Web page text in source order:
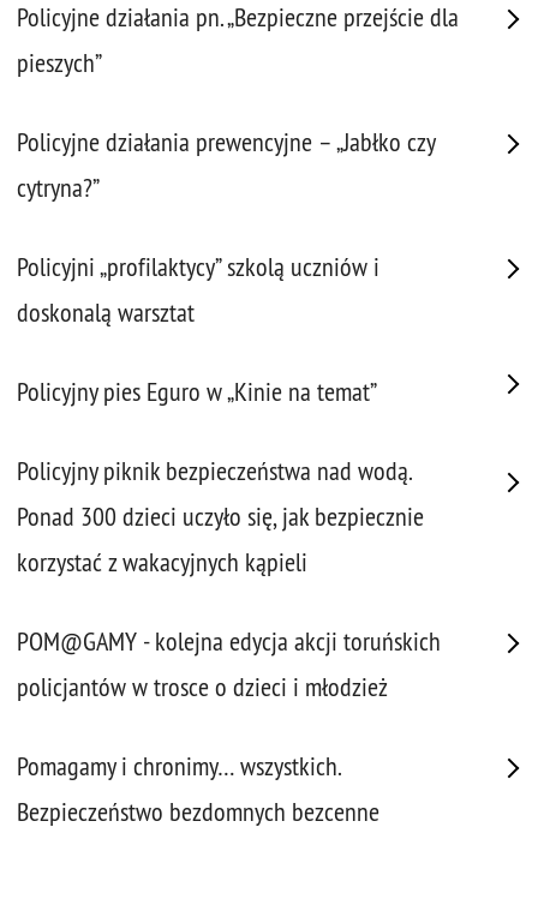
Policyjne działania pn. „Bezpieczne przejście dla
pieszych”
Policyjne działania prewencyjne – „Jabłko czy
cytryna?”
Policyjni „profilaktycy” szkolą uczniów i
doskonalą warsztat
Policyjny pies Eguro w „Kinie na temat”
Policyjny piknik bezpieczeństwa nad wodą.
Ponad 300 dzieci uczyło się, jak bezpiecznie
korzystać z wakacyjnych kąpieli
POM@GAMY - kolejna edycja akcji toruńskich
policjantów w trosce o dzieci i młodzież
Pomagamy i chronimy… wszystkich.
Bezpieczeństwo bezdomnych bezcenne